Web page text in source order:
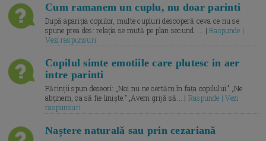
Cum ramanem un cuplu, nu doar parinti
După apariția copiilor, multe cupluri descoperă ceva ce nu se
spune prea des: relația se mută pe plan secund. ... |Raspunde |
Vezi raspunsuri
Copilul simte emotiile care plutesc in aer
intre parinti
Părinții spun deseori: „Noi nu ne certăm în fața copilului.” „Ne
abținem, ca să fie liniște.” „Avem grijă să... | Raspunde | Vezi
raspunsuri
Naștere naturală sau prin cezariană